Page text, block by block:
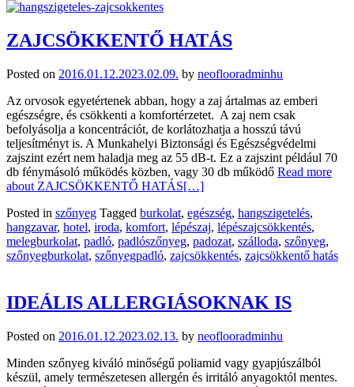
ZAJCSÖKKENTŐ HATÁS
Posted on 2016.01.12.2023.02.09. by neoflooradminhu
Az orvosok egyetértenek abban, hogy a zaj ártalmas az emberi
egészségre, és csökkenti a komfortérzetet. A zaj nem csak
befolyásolja a koncentrációt, de korlátozhatja a hosszú távú
teljesítményt is. A Munkahelyi Biztonsági és Egészségvédelmi
zajszint ezért nem haladja meg az 55 dB-t. Ez a zajszint például 70
db fénymásoló működés közben, vagy 30 db működő Read more
about ZAJCSÖKKENTŐ HATÁS[…]
Posted in szőnyeg Tagged burkolat, egészség, hangszigetelés,
hangzavar, hotel, iroda, komfort, lépészaj, lépészajcsökkentés,
melegburkolat, padló, padlószőnyeg, padozat, szálloda, szőnyeg,
szőnyegburkolat, szőnyegpadló, zajcsökkentés, zajcsökkentő hatás
IDEÁLIS ALLERGIÁSOKNAK IS
Posted on 2016.01.12.2023.02.13. by neoflooradminhu
Minden szőnyeg kiváló minőségű poliamid vagy gyapjúszálból
készül, amely természetesen allergén és irritáló anyagoktól mentes.